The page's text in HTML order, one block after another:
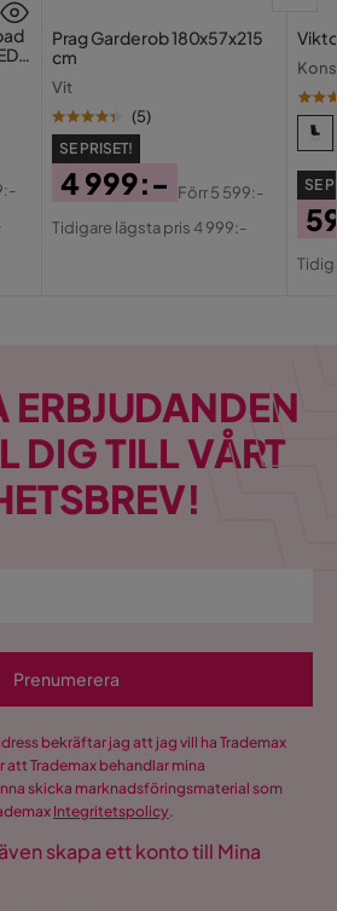
Prag Garderob 180x57x215
cm
Vit
(5)
SE PRISET!
Pris
4 999:-
Original
Förr5 599:-
Tidigare lägsta pris 4 999:-
SE
ERBJUDANDEN
DIG TILL VÅRT
Prenumerera
bekräftar jag att jag vill ha Trademax
Trademax behandlar mina
skicka marknadsföringsmaterial som
Integritetspolicy.
skapa ett konto till Mina